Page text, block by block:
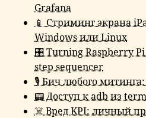
Grafana
📱 Стриминг экрана
Windows или Linux
🎛 Turning Raspberry
step sequencer
🎙 Бич любого
📟 Доступ к adb из
☠️ Вред KPI: личный